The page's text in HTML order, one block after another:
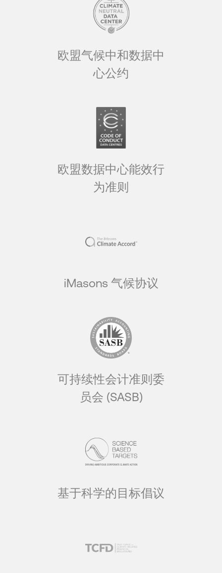
欧盟气候中和数据中
心公约
欧盟数据中心能效行
为准则
iMasons 气候协议
可持续性会计准则委
员会 (SASB)
基于科学的目标倡议